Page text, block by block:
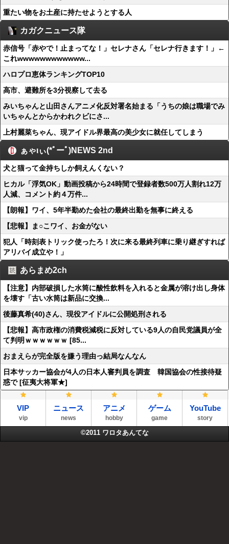
重たい物をお土産に持たせようとする人
カガクニュース隊
赤信号「赤やで！止まってな！」セレナさん「セレナ行きます！」←
これwwwwwwwwwwww...
ハロプロ恵体ランキングTOP10
高市、避難所を3分視察して去る
みいちゃんと山田さんアニメ化反対署名始まる「うちの娘は職場でみ
いちゃんとからかわれクビにさ...
上村麗菜ちゃん、現アイドル界最高の美少女に就任してしまう
ぁゃιぃ(*ﾟーﾟ)NEWS 2nd
犬と猫って金持ちしか飼えんくない？
ヒカル「浮気OK」動画投稿から24時間で登録者数500万人割れ12万
人減、コメント約４万件...
【朗報】ワイ、5年半勤めた会社の最終出勤を無事に終える
【悲報】ま○こワイ、お金がない
犯人「時刻表トリック使ったろ！次に来る最終列車に乗り継ぎすれば
アリバイ成立や！」
あらまめ2ch
【注意】内部破損した水筒に酸性飲料を入れると金属が溶け出し身体
を壊す「古い水筒は新品に交換...
後藤真希(40)さん、現役アイドルに公開処刑される
【悲報】高市政権の消費税減税に反対している9人の自民党議員が全
て判明ｗｗｗｗｗｗ [85...
おまえらが完全版を嫌う理由っ結局なんなん
日本サッカー協会が4人の日本人審判員を調査 韓国協会の性接待疑
惑で [征夷大将軍★]
VIP
vip
ニュース
news
アニメ
hobby
ゲーム
game
YouTube
story
©2011 ワロタあんてな